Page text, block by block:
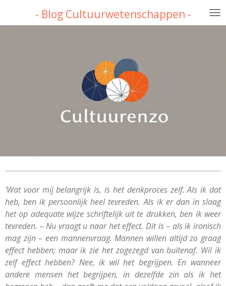
- Blog Cultuurwetenschappen -
'Wat voor mij belangrijk is, is het denkproces zelf. Als ik dat
heb, ben ik persoonlijk heel tevreden. Als ik er dan in slaag
het op adequate wijze schriftelijk uit te drukken, ben ik weer
tevreden. – Nu vraagt u naar het effect. Dit is – als ik ironisch
mag zijn – een mannenvraag. Mannen willen altijd zo graag
effect hebben; maar ik zie het zogezegd van buitenaf. Wil ik
zelf effect hebben? Nee, ik wil het begrijpen. En wanneer
andere mensen het begrijpen, in dezelfde zin als ik het